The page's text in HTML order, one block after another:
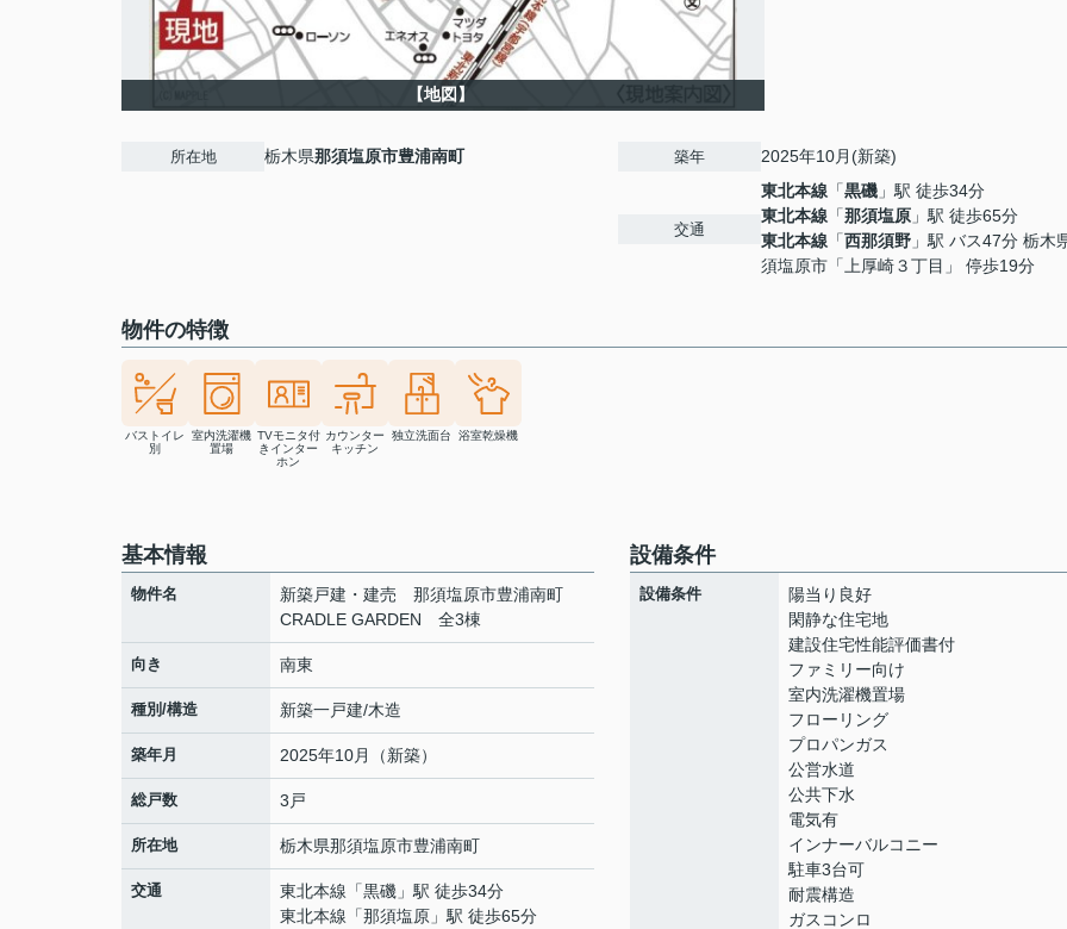
【地図】
所在地 栃木県那須塩原市豊浦南町 築年 2025年10月(新築)
交通
東北本線 「黒磯 」駅 徒歩34分
東北本線 「那須塩原 」駅 徒歩65分
東北本線 「西那須野 」駅 バス47分 栃木
須塩原市「上厚崎３丁目」 停歩19分
物件の特徴
バストイレ
別
室内洗濯機
置場
TVモニタ付
きインター
ホン
カウンター
キッチン
独立洗面台 浴室乾燥機
基本情報
物件名
新築戸建・建売 那須塩原市豊浦南町
CRADLE GARDEN 全3棟
向き 南東
種別/構造 新築一戸建/木造
築年月 2025年10月（新築）
総戸数 3戸
所在地 栃木県那須塩原市豊浦南町
交通 東北本線 「黒磯 」駅 徒歩34分
東北本線 「那須塩原 」駅 徒歩65分
設備条件
設備条件
陽当り良好
閑静な住宅地
建設住宅性能評価書付
ファミリー向け
室内洗濯機置場
フローリング
プロパンガス
公営水道
公共下水
電気有
インナーバルコニー
駐車3台可
耐震構造
ガスコンロ